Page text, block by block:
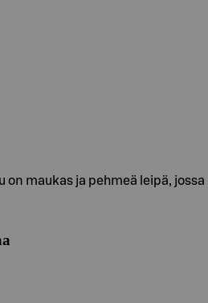
on maukas ja pehmeä leipä,